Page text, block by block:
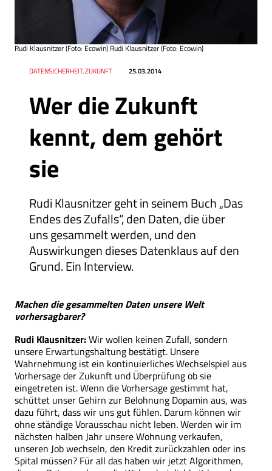
Wer die Zukunft
kennt, dem gehört
sie
Rudi Klausnitzer geht in seinem Buch „Das
Endes des Zufalls“, den Daten, die über
uns gesammelt werden, und den
Auswirkungen dieses Datenklaus auf den
Grund. Ein Interview.
Datum 25.03.2014
RessortDATENSICHERHEIT, ZUKUNFT
Rudi Klausnitzer (Foto: Ecowin) Rudi Klausnitzer (Foto: Ecowin)
Machen die gesammelten Daten unsere Welt
vorhersagbarer?
Rudi Klausnitzer:Wir wollen keinen Zufall, sondern
unsere Erwartungshaltung bestätigt. Unsere
Wahrnehmung ist ein kontinuierliches Wechselspiel aus
Vorhersage der Zukunft und Überprüfung ob sie
eingetreten ist. Wenn die Vorhersage gestimmt hat,
schüttet unser Gehirn zur Belohnung Dopamin aus, was
dazu führt, dass wir uns gut fühlen. Darum können wir
ohne ständige Vorausschau nicht leben. Werden wir im
nächsten halben Jahr unsere Wohnung verkaufen,
unseren Job wechseln, den Kredit zurückzahlen oder ins
Spital müssen? Für all das haben wir jetzt Algorithmen,